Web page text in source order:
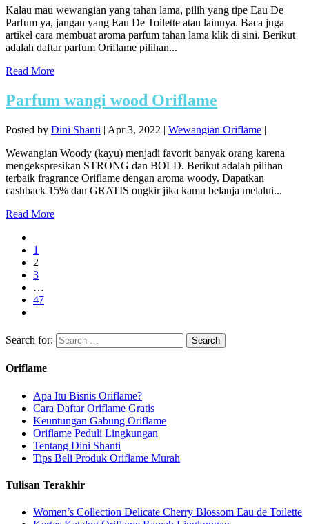
Kalau mau wewangian yang tahan lama, pilih yang tipe Eau De
Parfum ya, jangan yang Eau De Toilette atau lainnya. Baca juga
artikel cara membuat aroma parfum tahan lama klik di sini. Berikut
adalah daftar parfum Oriflame pilihan...
Read More
Parfum wangi wood Oriflame
Posted by Dini Shanti | Apr 3, 2022 | Wewangian Oriflame |
Wewangian Woody (kayu) menjadi favorit banyak orang karena
mengekspresikan STRONG dan BOLD. Berikut adalah pilihan
terbaik fragrance Oriflame dengan aroma woody. Dapatkan
cashback 15% dan GRATIS ongkir jika kamu belanja melalui...
Read More
1
2
3
…
47
Search for:
Oriflame
Apa Itu Bisnis Oriflame?
Cara Daftar Oriflame Gratis
Keuntungan Gabung Oriflame
Oriflame Peduli Lingkungan
Tentang Dini Shanti
Tips Beli Produk Oriflame Murah
Tulisan Terakhir
Women’s Collection Delicate Cherry Blossom Eau de Toilette